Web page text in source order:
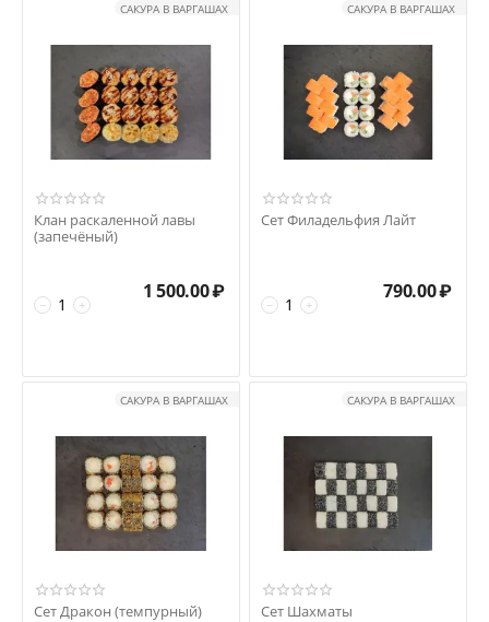
САКУРА В ВАРГАШАХ
Клан раскаленной лавы
(запечёный)
+
−
1 500.00₽
САКУРА В ВАРГАШАХ
Сет Филадельфия Лайт
+
−
790.00₽
САКУРА В ВАРГАШАХ
Сет Дракон (темпурный)
САКУРА В ВАРГАШАХ
Сет Шахматы